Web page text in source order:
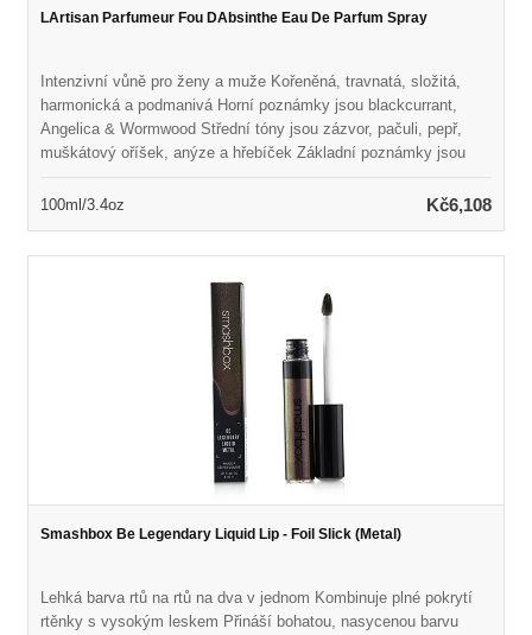
LArtisan Parfumeur Fou DAbsinthe Eau De Parfum Spray
Intenzivní vůně pro ženy a muže Kořeněná, travnatá, složitá,
harmonická a podmanivá Horní poznámky jsou blackcurrant,
Angelica & Wormwood Střední tóny jsou zázvor, pačuli, pepř,
muškátový oříšek, anýze a hřebíček Základní poznámky jsou
pro každodenní nošení
100ml/3.4oz Kč6,108
Smashbox Be Legendary Liquid Lip - Foil Slick (Metal)
Lehká barva rtů na rtů na dva v jednom Kombinuje plné pokrytí
rtěnky s vysokým leskem Přináší bohatou, nasycenou barvu